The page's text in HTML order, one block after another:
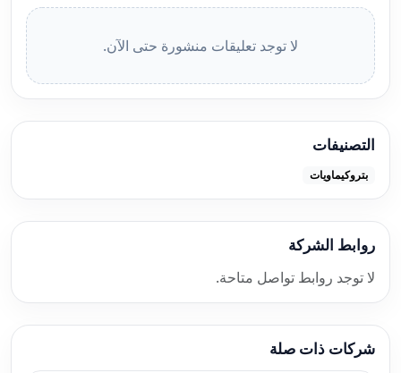
لا توجد تعليقات منشورة حتى الآن.
التصنيفات
بتروكيماويات
روابط الشركة
لا توجد روابط تواصل متاحة.
شركات ذات صلة